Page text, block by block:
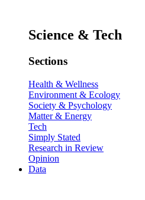
Science & Tech
Sections
Health & Wellness
Environment & Ecology
Society & Psychology
Matter & Energy
Tech
Simply Stated
Research in Review
Opinion
Data